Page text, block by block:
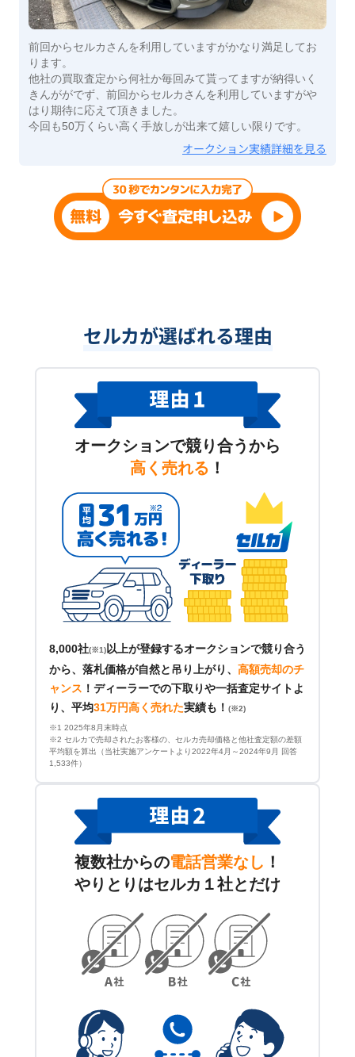
前回からセルカさんを利用していますがかなり満足してお
ります。
他社の買取査定から何社か毎回みて貰ってますが納得いく
きんががでず、前回からセルカさんを利用していますがや
はり期待に応えて頂きました。
今回も50万くらい高く手放しが出来て嬉しい限りです。
オークション実績詳細を見る
セルカが選ばれる理由
オークションで競り合うから
高く売れる ！
8,000社(※1) 以上が登録するオークションで競り合う
から、落札価格が自然と吊り上がり、 高額売却のチ
ャンス ！ ディーラーでの下取りや一括査定サイトよ
り、平均31万円高く売れた実績も！ (※2)
※1 2025年8月末時点
※2 セルカで売却されたお客様の、セルカ売却価格と他社査定額の差額
平均額を算出（当社実施アンケートより2022年4月～2024年9月 回答
1,533件）
複数社からの電話営業なし ！
やりとりはセルカ１社とだけ